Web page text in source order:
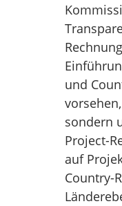
und
sondern
Project-
auf
Country-